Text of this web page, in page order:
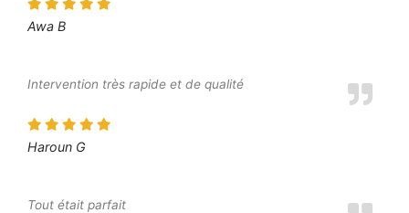
Awa B
Intervention très rapide et de qualité
Haroun G
Tout était parfait